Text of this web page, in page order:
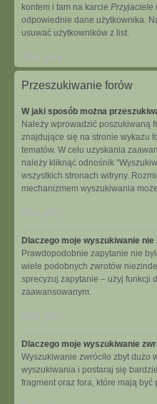
kontem i tam na karcie Przyjaciele
odpowiednie dane użytkownika.
usuwać użytkowników z list.
Na górę
Przeszukiwanie forów
W jaki sposób można
Należy wprowadzić poszukiwaną
znajdujące się na stronie wykazu
tematów. W celu uzyskania
należy kliknąć odnośnik
wszystkich stronach witryny.
mechanizmem wyszukiwania
Dlaczego moje wyszukiwanie
Prawdopodobnie zapytanie nie
wiele podobnych zwrotów
sprecyzuj zapytanie – użyj funkcji
zaawansowanym.
Dlaczego moje wyszukiwanie
Wyszukiwanie zwróciło zbyt dużo
wyszukiwania i postaraj się
fragment oraz fora, które mają być